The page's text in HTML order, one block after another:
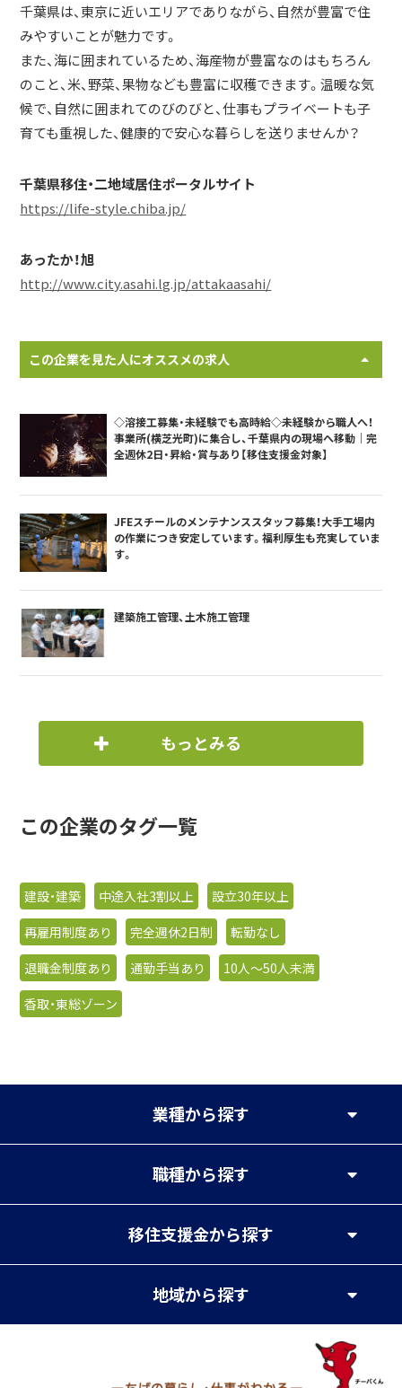
千葉県は、東京に近いエリアでありながら、自然が豊富で住
みやすいことが魅力です。
また、海に囲まれているため、海産物が豊富なのはもちろん
のこと、米、野菜、果物なども豊富に収穫できます。温暖な気
候で、自然に囲まれてのびのびと、仕事もプライベートも子
育ても重視した、健康的で安心な暮らしを送りませんか？
千葉県移住・二地域居住ポータルサイト
https://life-style.chiba.jp/
あったか！旭
http://www.city.asahi.lg.jp/attakaasahi/
この企業を見た人にオススメの求人
◇溶接工募集・未経験でも高時給◇未経験から職人へ！
事業所(横芝光町)に集合し、千葉県内の現場へ移動｜完
全週休2日・昇給・賞与あり【移住支援金対象】
JFEスチールのメンテナンススタッフ募集！大手工場内
の作業につき安定しています。福利厚生も充実していま
す。
建築施工管理、土木施工管理
もっとみる
この企業のタグ一覧
建設・建築 中途入社3割以上
設立30年以上
再雇用制度あり
完全週休2日制
転勤なし
退職金制度あり
通勤手当あり
10人〜50人未満
香取・東総ゾーン
業種から探す
職種から探す
移住支援金から探す
地域から探す